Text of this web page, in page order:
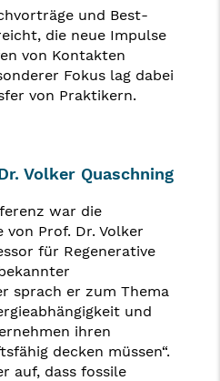
und Best-
die neue Impulse
von Kontakten
Fokus lag dabei
von Praktikern.
Volker Quaschning
war die
Prof. Dr. Volker
für Regenerative
sprach er zum Thema
und
ihren
decken müssen“.
auf, dass fossile